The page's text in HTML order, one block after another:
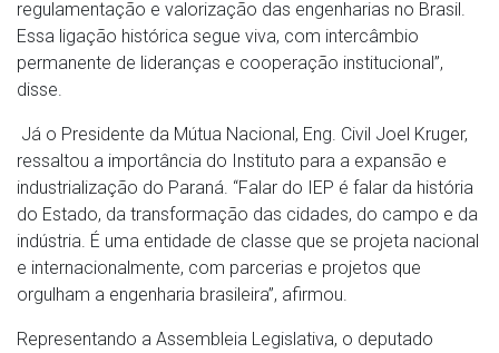
regulamentação e valorização das engenharias no Brasil.
Essa ligação histórica segue viva, com intercâmbio
permanente de lideranças e cooperação institucional”,
disse.
Já o Presidente da Mútua Nacional, Eng. Civil Joel Kruger,
ressaltou a importância do Instituto para a expansão e
industrialização do Paraná. “Falar do IEP é falar da história
do Estado, da transformação das cidades, do campo e da
indústria. É uma entidade de classe que se projeta nacional
e internacionalmente, com parcerias e projetos que
orgulham a engenharia brasileira”, afirmou.
Representando a Assembleia Legislativa, o deputado